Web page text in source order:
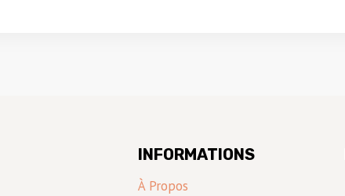
INFORMATIONS
À Propos